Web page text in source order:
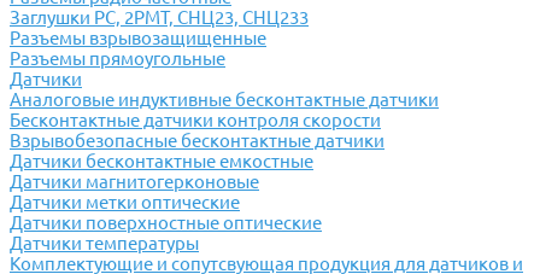
Заглушки РС, 2РМТ, СНЦ23, СНЦ233
Разъемы взрывозащищенные
Разъемы прямоугольные
Датчики
Аналоговые индуктивные бесконтактные датчики
Бесконтактные датчики контроля скорости
Взрывобезопасные бесконтактные датчики
Датчики бесконтактные емкостные
Датчики магнитогерконовые
Датчики метки оптические
Датчики поверхностные оптические
Датчики температуры
Комплектующие и сопутсвующая продукция для датчиков и